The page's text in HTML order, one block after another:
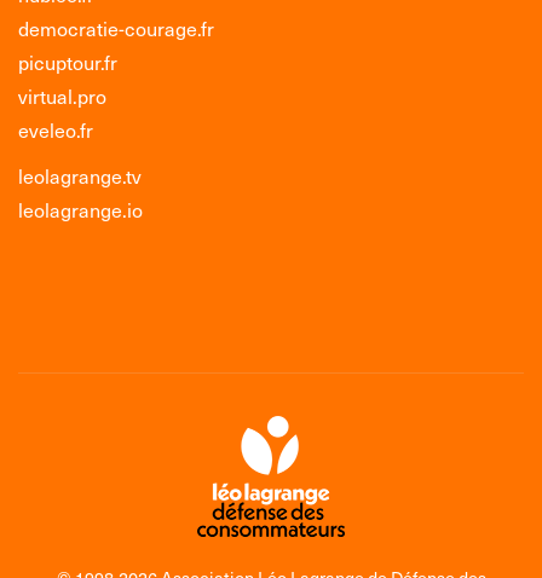
democratie-courage.fr
picuptour.fr
virtual.pro
eveleo.fr
leolagrange.tv
leolagrange.io